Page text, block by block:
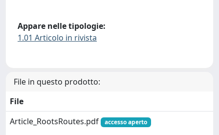
Appare nelle tipologie:
1.01 Articolo in rivista
File in questo prodotto:
File
Article_RootsRoutes.pdf
accesso aperto